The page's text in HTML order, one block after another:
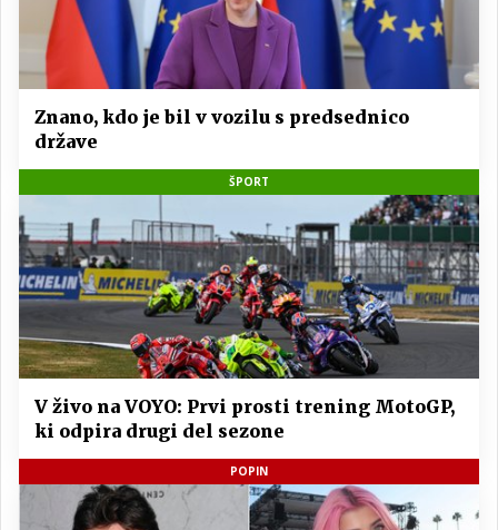
Znano, kdo je bil v vozilu s predsednico
države
ŠPORT
V živo na VOYO: Prvi prosti trening MotoGP,
ki odpira drugi del sezone
POPIN